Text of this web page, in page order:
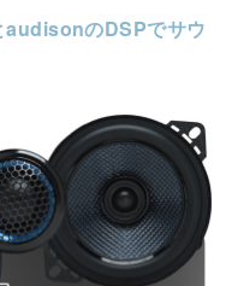
audisonのDSPでサウ